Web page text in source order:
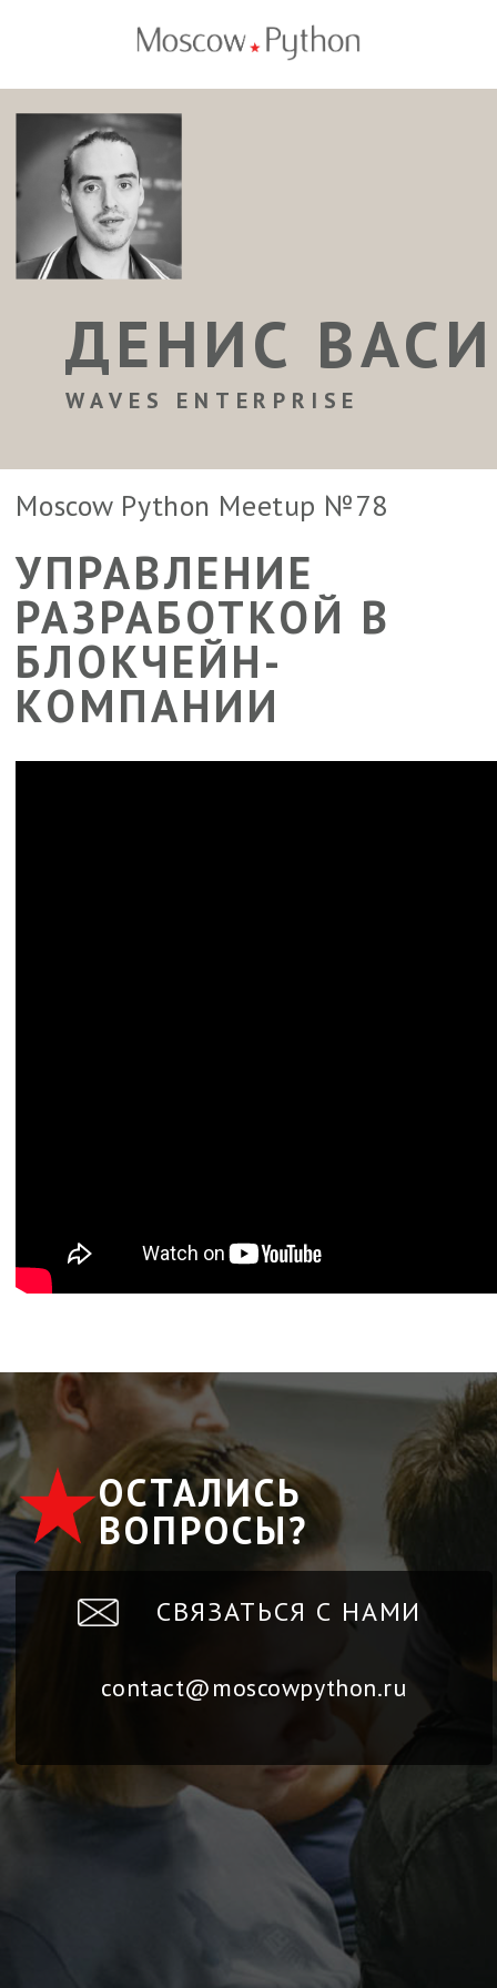
ДЕНИС
WAVES ENTERPRISE
Moscow Python Meetup №78
УПРАВЛЕНИЕ
РАЗРАБОТКОЙ В
БЛОКЧЕЙН-
КОМПАНИИ
ОСТАЛИСЬ
ВОПРОСЫ?
СВЯЗАТЬСЯ С НАМИ
contact@moscowpython.ru